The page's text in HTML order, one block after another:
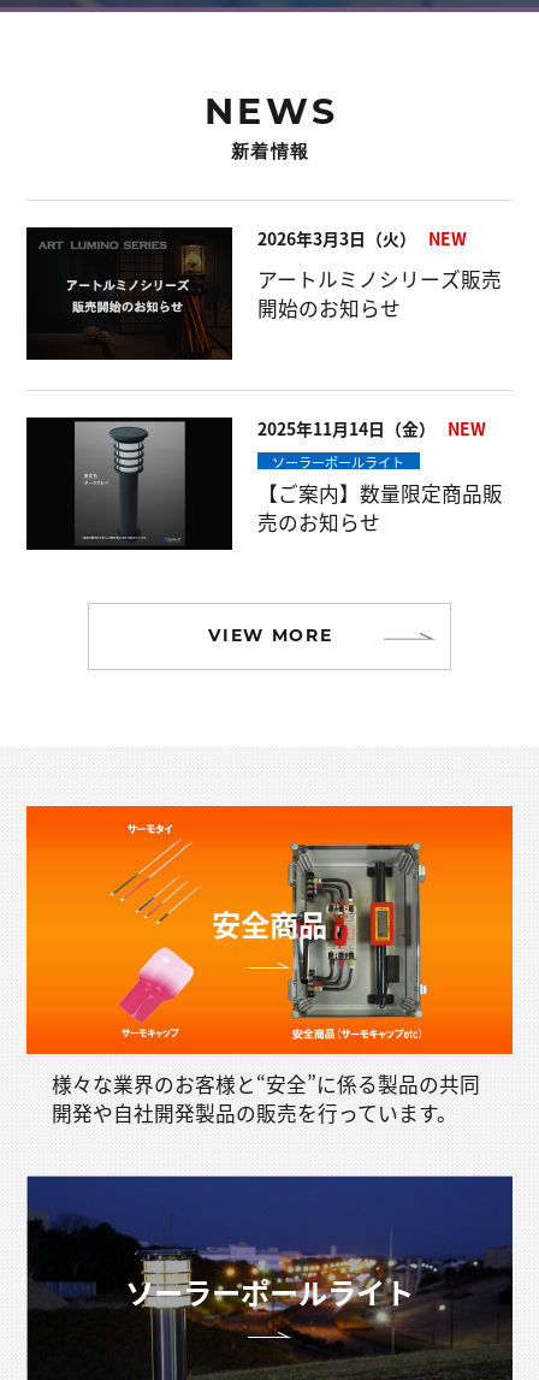
NEWS
新着情報
アートルミノシリーズ販売
開始のお知らせ
2026年3月3日（火）
【ご案内】数量限定商品販
売のお知らせ
2025年11月14日（金）
ソーラーポールライト
VIEW MORE
安全商品
様々な業界のお客様と“安全”に係る製品の共同
開発や自社開発製品の販売を行っています。
ソーラーポールライト